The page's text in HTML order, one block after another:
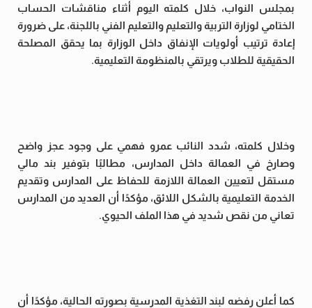
بمجلس النواب، خلال كلمته اليوم أثناء مناقشات الحساب
الختامي لوزارة التربية والتعليم والتعليم الفني باللجنة، على ضرورة
إعادة ترتيب أولويات الإنفاق داخل الوزارة بما يحقق المصلحة
الحقيقية للطلاب ويرتقي بالمنظومة التعليمية.
وخلال كلمته، شدد النائب عمرو فهمي على وجود عجز واضح
وصارخ في العمالة داخل المدارس، مطالبًا بتوفير بند مالي
مستقل لتعيين العمالة اللازمة للحفاظ على المدارس وتقديم
الخدمة التعليمية بالشكل اللائق، مؤكدًا أن العديد من المدارس
تعاني من نقص شديد في هذا الملف الحيوي.
كما أعلن رفضه لبند التغذية المدرسية بصورته الحالية، مؤكدًا أن